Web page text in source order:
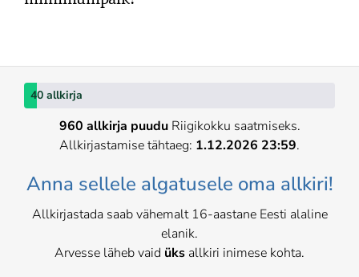
40 allkirja
960 allkirja puuduRiigikokku saatmiseks.
Allkirjastamise tähtaeg: 1.12.2026 23:59.
Anna sellele algatusele oma allkiri!
Allkirjastada saab vähemalt 16-aastane Eesti alaline
elanik.
Arvesse läheb vaid üks allkiri inimese kohta.